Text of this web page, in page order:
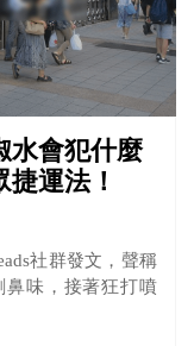
水會犯什麼
運法！
社群發文，聲稱
鼻味，接著狂打噴